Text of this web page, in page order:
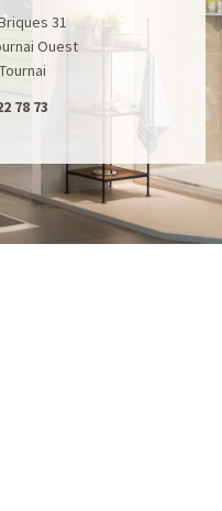
31
Ouest
78 73